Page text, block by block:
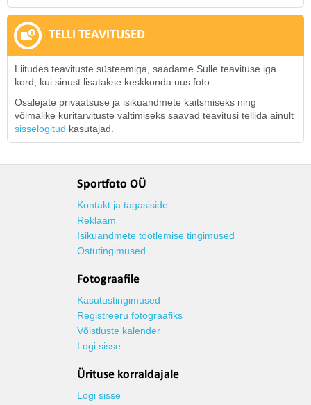
TELLI TEAVITUSED
Liitudes teavituste süsteemiga, saadame Sulle teavituse iga
kord, kui sinust lisatakse keskkonda uus foto.
Osalejate privaatsuse ja isikuandmete kaitsmiseks ning
võimalike kuritarvituste vältimiseks saavad teavitusi tellida ainult
sisselogitud kasutajad.
Sportfoto OÜ
Kontakt ja tagasiside
Reklaam
Isikuandmete töötlemise tingimused
Ostutingimused
Fotograafile
Kasutustingimused
Registreeru fotograafiks
Võistluste kalender
Logi sisse
Ürituse korraldajale
Logi sisse